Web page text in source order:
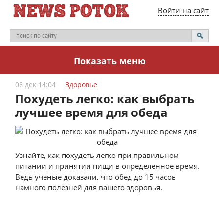
Войти на сайт
Показать меню
08 дек 14:04 Здоровье
Похудеть легко: как выбрать
лучшее время для обеда
Узнайте, как похудеть легко при правильном
питании и принятии пищи в определенное время.
Ведь ученые доказали, что обед до 15 часов
намного полезней для вашего здоровья.